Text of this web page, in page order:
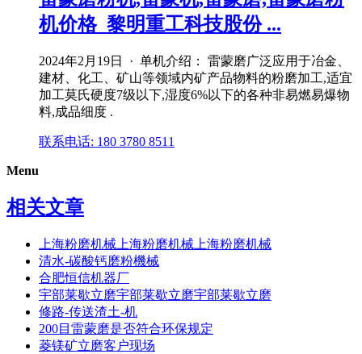
机价格_黎明重工科技股份 ...
2024年2月19日 · 单机介绍： 雷蒙磨广泛应用于冶金、
建材、化工、矿山等领域内矿产品物料的粉磨加工,适宜
加工莫氏硬度7级以下,湿度6%以下的各种非易燃易爆物
料,成品细度 .
联系电话: 180 3780 8511
Menu
相关文章
上海粉磨机械上海粉磨机械上海粉磨机械
清水-碳酸钙磨粉機械
合肥恒信机器厂
宇部莱歇立磨宇部莱歇立磨宇部莱歇立磨
修路-传送渣土-机
200目雷蒙磨是否符合环保规定
菱镁矿立磨客户现场